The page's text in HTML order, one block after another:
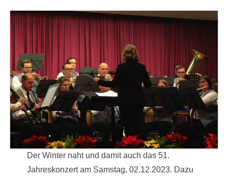
Der Winter naht und damit auch das 51.
Jahreskonzert am Samstag, 02.12.2023. Dazu